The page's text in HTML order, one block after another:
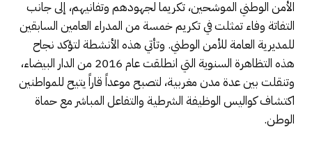
الأمن الوطني الموشحين، تكريما لجهودهم وتفانيهم، إلى جانب
التفاتة وفاء تمثلت في تكريم خمسة من المدراء العامين السابقين
للمديرية العامة للأمن الوطني. وتأتي هذه الأنشطة لتؤكد نجاح
هذه التظاهرة السنوية التي انطلقت عام 2016 من الدار البيضاء،
وتنقلت بين عدة مدن مغربية، لتصبح موعداً قاراً يتيح للمواطنين
اكتشاف كواليس الوظيفة الشرطية والتفاعل المباشر مع حماة
الوطن.